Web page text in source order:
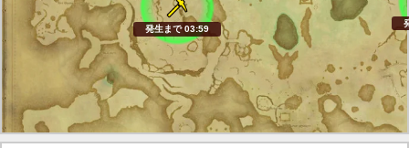
発生まで 03:58